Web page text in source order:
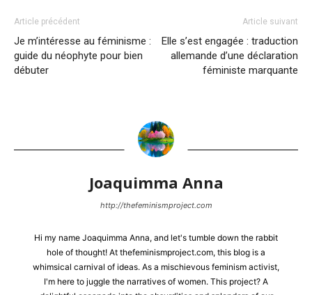
Article précédent
Je m’intéresse au féminisme :
guide du néophyte pour bien
débuter
Article suivant
Elle s’est engagée : traduction
allemande d’une déclaration
féministe marquante
Joaquimma Anna
http://thefeminismproject.com
Hi my name Joaquimma Anna, and let's tumble down the rabbit
hole of thought! At thefeminismproject.com, this blog is a
whimsical carnival of ideas. As a mischievous feminism activist,
I'm here to juggle the narratives of women. This project? A